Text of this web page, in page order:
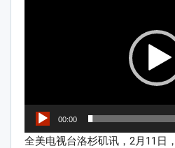
00:00
全美电视台洛杉矶讯，2月11日